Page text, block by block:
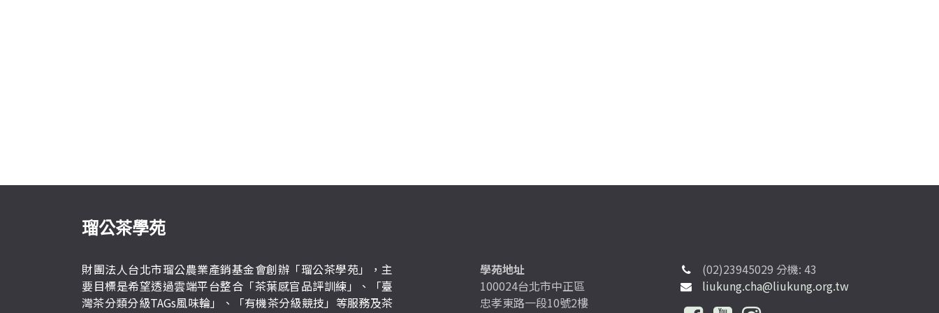
瑠公茶學苑
財團法人台北市瑠公農業產銷基金會創辦「瑠公茶學苑」，主
要目標是希望透過雲端平台整合「茶葉感官品評訓練」、「臺
灣茶分類分級TAGs風味輪」、「有機茶分級競技」等服務及茶
學苑地址
100024台北市中正區
忠孝東路一段10號2樓
(02)23945029 分機: 43
liukung.cha@liukung.org.tw